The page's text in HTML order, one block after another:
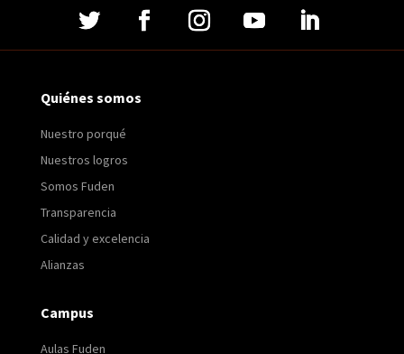
Quiénes somos
Nuestro porqué
Nuestros logros
Somos Fuden
Transparencia
Calidad y excelencia
Alianzas
Campus
Aulas Fuden